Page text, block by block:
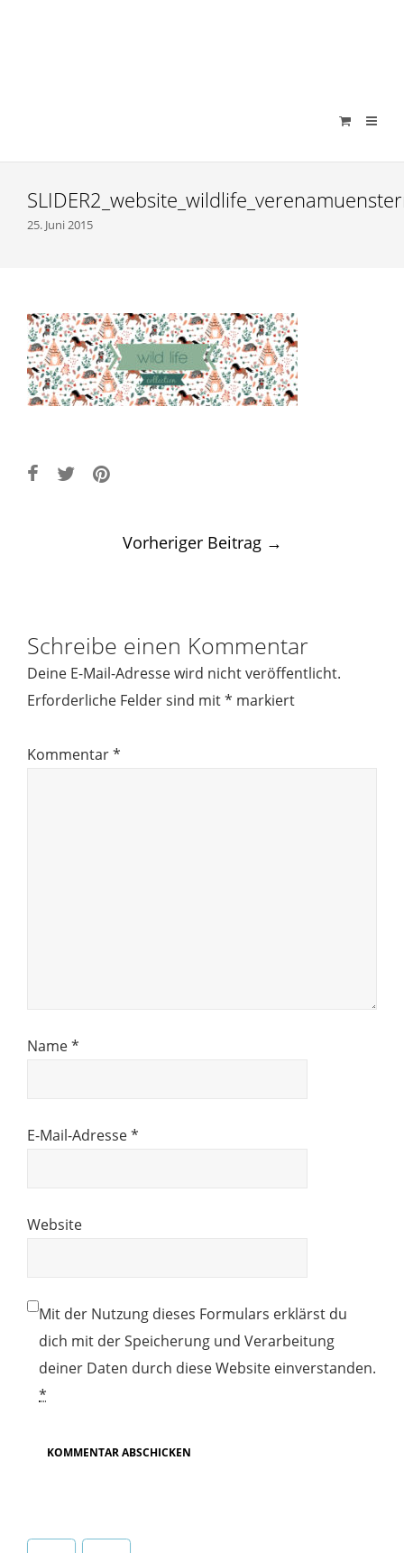
25. Juni 2015
Vorheriger Beitrag →
Schreibe einen Kommentar
Deine E-Mail-Adresse wird nicht veröffentlicht.
Erforderliche Felder sind mit* markiert
Kommentar*
Name*
E-Mail-Adresse*
Website
Mit der Nutzung dieses Formulars erklärst du
dich mit der Speicherung und Verarbeitung
deiner Daten durch diese Website einverstanden.
*